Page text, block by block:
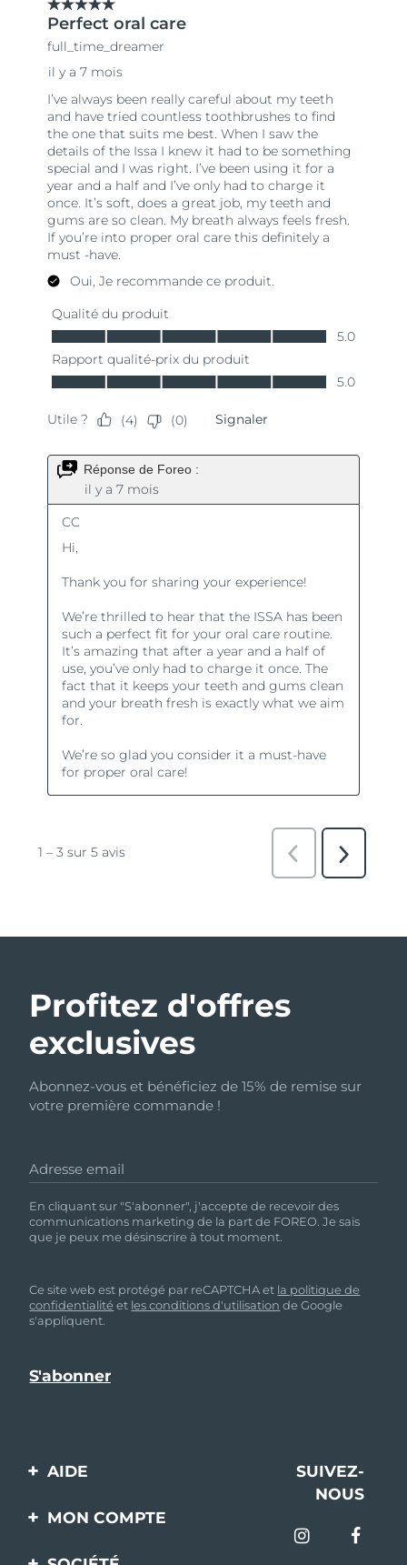
Profitez d'offres
exclusives
Abonnez-vous et bénéficiez de 15% de remise sur
votre première commande !
Adresse email
En cliquant sur "S'abonner", j'accepte de recevoir des
communications marketing de la part de FOREO. Je sais
que je peux me désinscrire à tout moment.
Ce site web est protégé par reCAPTCHA et la politique de
confidentialité et les conditions d'utilisation de Google
s'appliquent.
AIDE
Contactez-nous
SUIVEZ-
NOUS
MON COMPTE
Enregistrement produit